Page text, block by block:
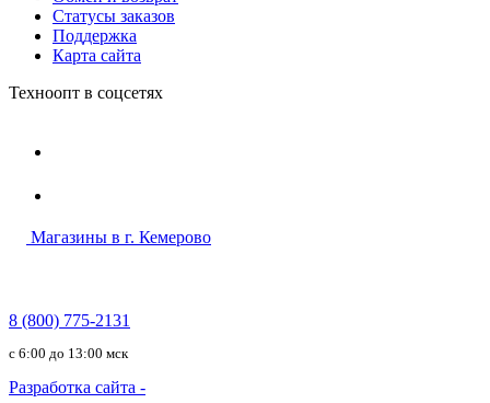
Статусы заказов
Поддержка
Карта сайта
Техноопт в соцсетях
Магазины в г. Кемерово
8 (800) 775-2131
c 6:00 до 13:00 мск
Разработка сайта -